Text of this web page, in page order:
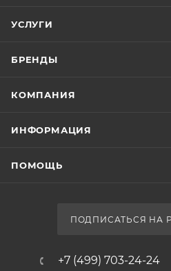
УСЛУГИ
БРЕНДЫ
КОМПАНИЯ
ИНФОРМАЦИЯ
ПОМОЩЬ
ПОДПИСАТЬСЯ НА
+7 (499) 703-24-24